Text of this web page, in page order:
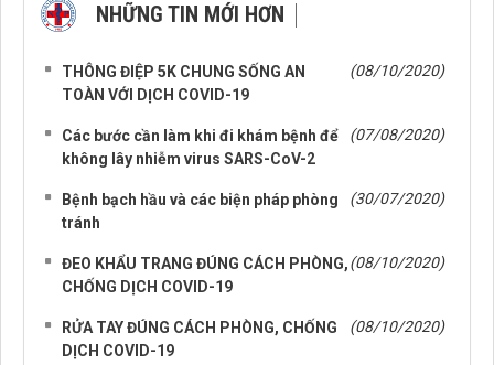
NHỮNG TIN MỚI HƠN
THÔNG ĐIỆP 5K CHUNG SỐNG AN
TOÀN VỚI DỊCH COVID-19
(08/10/2020)
Các bước cần làm khi đi khám bệnh để
không lây nhiễm virus SARS-CoV-2
(07/08/2020)
Bệnh bạch hầu và các biện pháp phòng
tránh
(30/07/2020)
ĐEO KHẨU TRANG ĐÚNG CÁCH PHÒNG,
CHỐNG DỊCH COVID-19
(08/10/2020)
RỬA TAY ĐÚNG CÁCH PHÒNG, CHỐNG
DỊCH COVID-19
(08/10/2020)